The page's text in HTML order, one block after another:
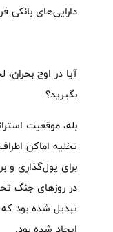
دارایی‌های بانکی
آیا در اوج
بگیرید؟
بله، موقعیت
تخلیه اماکن
برای پول‌گذاری و
در روزهای جنگ
تبدیل شده بود